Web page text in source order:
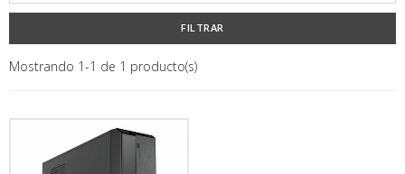
FILTRAR
Mostrando 1-1 de 1 producto(s)